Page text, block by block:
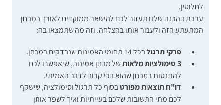
לחלוטין.
ערכת ההכנה שלנו תעזור לכם להישאר ממוקדים לאורך המבחן
המתעתע הזה ולעבור אותו בהצלחה. וזה מה שתמצאו בה:
פרקי תרגולבכל 14 תחומי האמינות שנבדקים במבחן.
3 סימולציות מלאות
של מבחן אמינות, שיאפשרו לכם
להתנסות במבחן שהוא הכי קרוב לדבר האמיתי.
דו"ח תוצאות מפורטבסוף כל תרגול וסימולציה, שישקף
לכם מתי התשובות שלכם בעייתיות ואיך לשפר אותן